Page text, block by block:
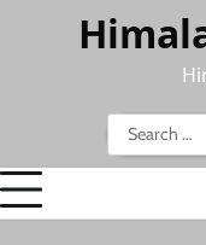
Search
for: